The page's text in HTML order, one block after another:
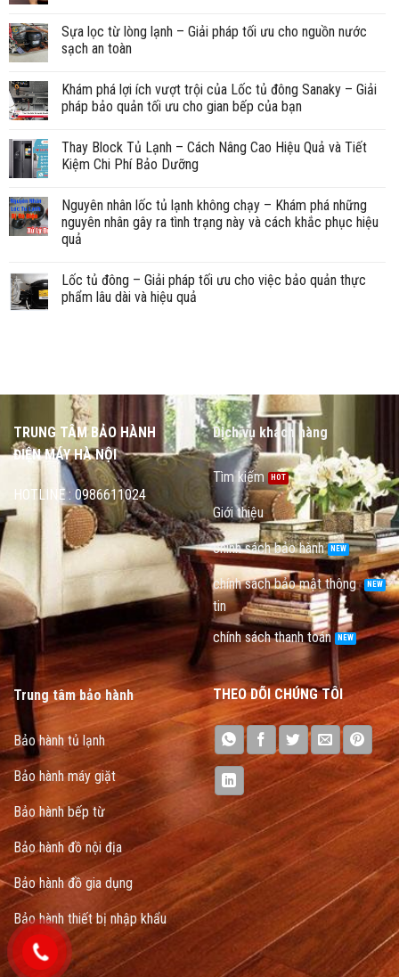
Sựa lọc từ lòng lạnh – Giải pháp tối ưu cho nguồn nước
sạch an toàn
Khám phá lợi ích vượt trội của Lốc tủ đông Sanaky – Giải
pháp bảo quản tối ưu cho gian bếp của bạn
Thay Block Tủ Lạnh – Cách Nâng Cao Hiệu Quả và Tiết
Kiệm Chi Phí Bảo Dưỡng
Nguyên nhân lốc tủ lạnh không chạy – Khám phá những
nguyên nhân gây ra tình trạng này và cách khắc phục hiệu
quả
Lốc tủ đông – Giải pháp tối ưu cho việc bảo quản thực
phẩm lâu dài và hiệu quả
TRUNG TÂM BẢO HÀNH
ĐIỆN MÁY HÀ NỘI
HOTLINE : 0986611024
Dịch vụ khách hàng
Tìm kiếm
Giới thiệu
chính sách bảo hành
chính sách bảo mật thông
tin
chính sách thanh toán
Trung tâm bảo hành
Bảo hành tủ lạnh
Bảo hành máy giặt
Bảo hành bếp từ
Bảo hành đồ nội địa
Bảo hành đồ gia dụng
Bảo hành thiết bị nhập khẩu
THEO DÕI CHÚNG TÔI